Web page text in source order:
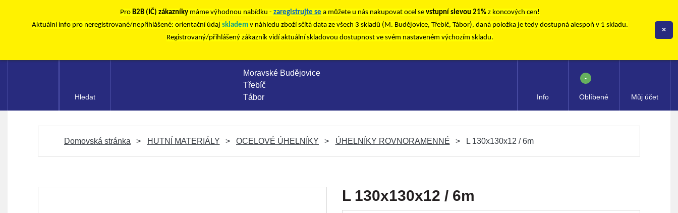
Pro B2B (IČ) zákazníky máme výhodnou nabídku - zaregistrujte se a můžete u nás nakupovat ocel se vstupní slevou 21% z koncových cen!
Aktuální info pro neregistrované/nepřihlášené: orientační údaj skladem v náhledu zboží sčítá data ze všech 3 skladů (M. Budějovice, Třebíč, Tábor), daná položka je tedy dostupná alespoň v 1 skladu.
Registrovaný/přihlášený zákazník vidí aktuální skladovou dostupnost ve svém nastaveném výchozím skladu.
×
Moravské Budějovice
Třebíč
Tábor
Hledat Info Oblíbené
-
Můj účet
Domovská stránka HUTNÍ MATERIÁLY OCELOVÉ ÚHELNÍKY ÚHELNÍKY ROVNORAMENNÉ L 130x130x12 / 6m
L 130x130x12 / 6m